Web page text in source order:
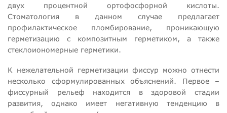
двух процентной ортофосфорной кислоты.
Стоматология в данном случае предлагает
профилактическое пломбирование, проникающую
герметизацию с композитным герметиком, а также
стеклоиономерные герметики.
К нежелательной герметизации фиссур можно отнести
несколько сформулированных объяснений. Первое –
фиссурный рельеф находится в здоровой стадии
развития, однако имеет негативную тенденцию в